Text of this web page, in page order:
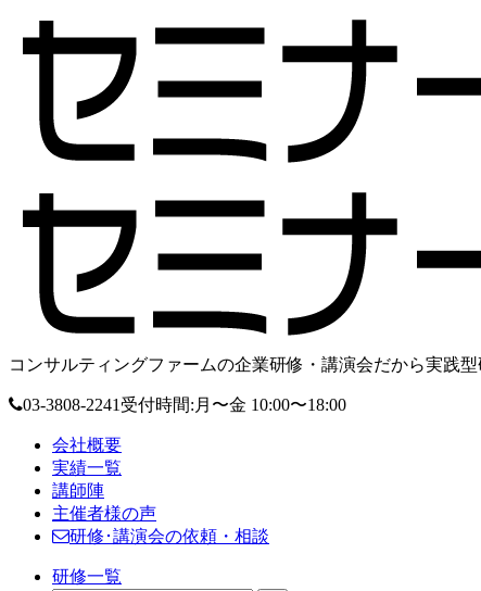
コンサルティングファームの企業研修・講演会だから実践
03-3808-2241 受付時間:月〜金 10:00〜18:00
会社概要
実績一覧
講師陣
主催者様の声
研修･講演会の依頼・相談
研修一覧